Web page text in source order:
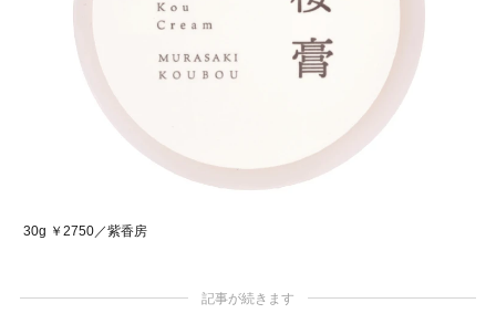
30g ￥2750／紫香房
記事が続きます